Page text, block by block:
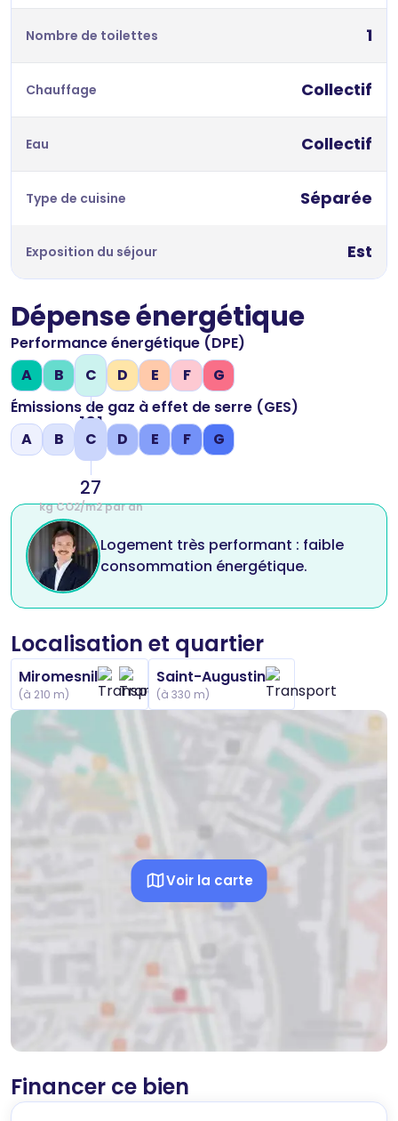
Nombre de toilettes 1
Chauffage Collectif
Eau Collectif
Type de cuisine Séparée
Exposition du séjour Est
Dépense énergétique
Performance énergétique (DPE)
A
B C
161
kWh/m2 par an
D E F
G
Émissions de gaz à effet de serre (GES)
A
B C
27
kg CO2/m2 par an
D E F G
Logement très performant : faible
consommation énergétique.
Localisation et quartier
Miromesnil
(à 210 m)
Saint-Augustin
(à 330 m)
Voir la carte
Financer ce bien